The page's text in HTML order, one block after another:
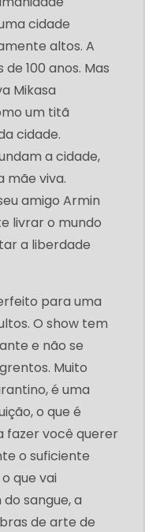
cidade
altos. A
100 anos. Mas
Mikasa
um titã
cidade.
a cidade,
mãe viva.
amigo Armin
livrar o mundo
a liberdade
para uma
O show tem
e não se
Muito
é uma
o que é
fazer você querer
o suficiente
que vai
sangue, a
de arte de